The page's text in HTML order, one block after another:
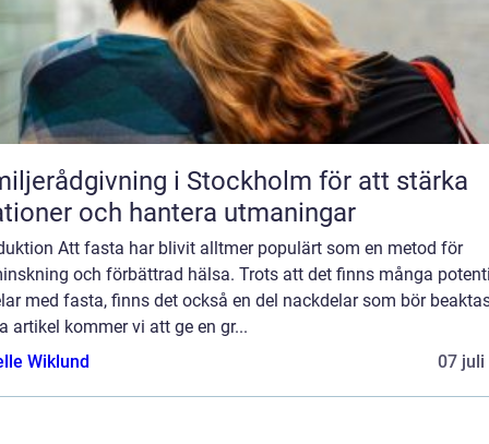
i Stockholm för att stärka
och hantera utmaningar
Att fasta har blivit alltmer populärt som en metod för
och förbättrad hälsa. Trots att det finns många
med fasta, finns det också en del nackdelar som bör
artikel kommer vi att ge en gr...
Wiklund
07 juli